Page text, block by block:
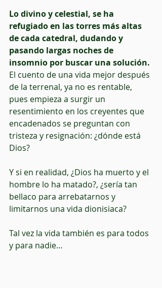
Lo divino y celestial, se ha
refugiado en las torres más altas
de cada catedral, dudando y
pasando largas noches de
insomnio por buscar una solución.
El cuento de una vida mejor después
de la terrenal, ya no es rentable,
pues empieza a surgir un
resentimiento en los creyentes que
encadenados se preguntan con
tristeza y resignación: ¿dónde está
Dios?
Y si en realidad, ¿Dios ha muerto y el
hombre lo ha matado?, ¿sería tan
bellaco para arrebatarnos y
limitarnos una vida dionisiaca?
Tal vez la vida también es para todos
y para nadie…